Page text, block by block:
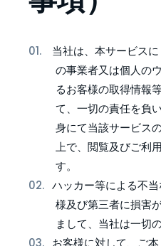
当社は、本サービス
の事業者又は個人の
るお客様の取得情報
て、一切の責任を負
身にて当該サービス
上で、閲覧及びご利
す。
ハッカー等による不
様及び第三者に損害
まして、当社は一切
お客様に対して、ご